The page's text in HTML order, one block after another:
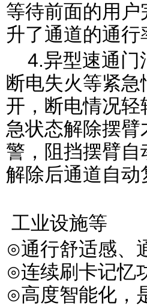
等待前面的用
升了通道的通
4.异型速通门
断电失火等紧
开，断电情况
急状态解除摆
警，阻挡摆臂
解除后通道自
工业设施等
⊙通行舒适感、
⊙连续刷卡记忆
⊙高度智能化，